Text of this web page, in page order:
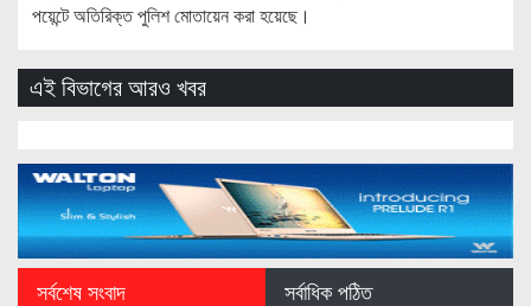
পয়েন্টে অতিরিক্ত পুলিশ মোতায়েন করা হয়েছে।
এই বিভাগের আরও খবর
সর্বশেষ সংবাদ সর্বাধিক পঠিত